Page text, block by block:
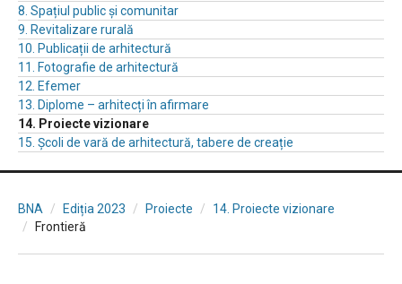
8. Spațiul public și comunitar
9. Revitalizare rurală
10. Publicații de arhitectură
11. Fotografie de arhitectură
12. Efemer
13. Diplome – arhitecți în afirmare
14. Proiecte vizionare
15. Școli de vară de arhitectură, tabere de creație
BNA Ediția 2023 Proiecte
14. Proiecte vizionare
Frontieră